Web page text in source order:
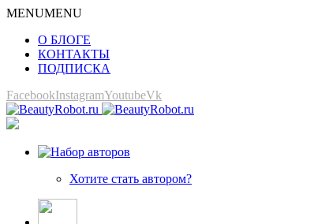
MENUMENU
О БЛОГЕ
КОНТАКТЫ
ПОДПИСКА
FacebookInstagramYoutubeVk
Хотите стать автором?